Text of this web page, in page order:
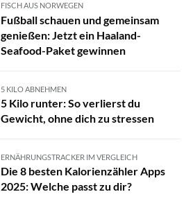
FISCH AUS NORWEGEN
Fußball schauen und gemeinsam
genießen: Jetzt ein Haaland-
Seafood-Paket gewinnen
5 KILO ABNEHMEN
5 Kilo runter: So verlierst du
Gewicht, ohne dich zu stressen
ERNÄHRUNGSTRACKER IM VERGLEICH
Die 8 besten Kalorienzähler Apps
2025: Welche passt zu dir?